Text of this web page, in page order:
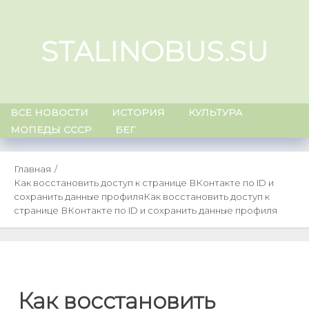
contentSTALINOBUS.SU
ВСЕ НОВОСТИ ИСТОРИЯ
КУЛЬТУРА
МОПЕДЫ СССР
БЕГ
Главная
Как восстановить доступ к странице ВКонтакте по ID и
сохранить данные профиляКак восстановить доступ к
странице ВКонтакте по ID и сохранить данные профиля
Как восстановить